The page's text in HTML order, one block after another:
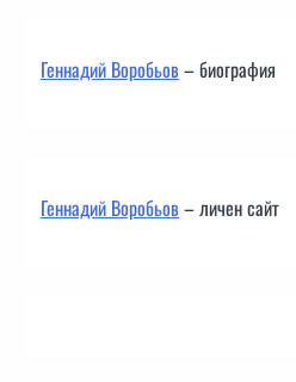
Геннадий Воробьов– биография
Геннадий Воробьов– личен сайт